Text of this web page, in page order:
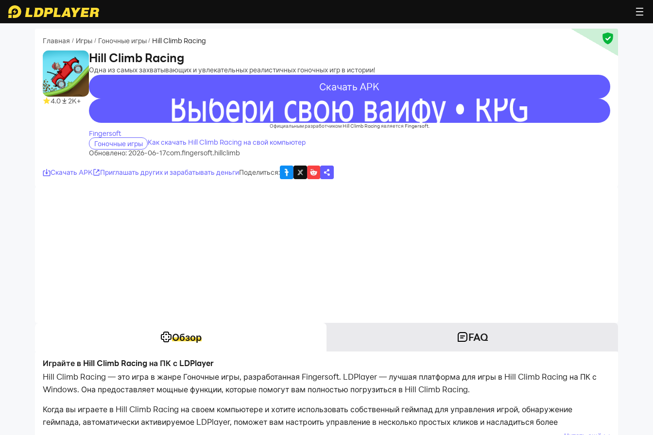
Главная / Игры / Гоночные игры / Hill Climb Racing
4.0 2K+
Hill Climb Racing
Одна из самых захватывающих и увлекательных реалистичных гоночных игр в истории!
Скачать APK
recommend
Официальным разработчиком Hill Climb Racing является Fingersoft.
Fingersoft
Гоночные игры
Как скачать Hill Climb Racing на свой компьютер
Обновлено: 2026-06-17com.fingersoft.hillclimb
Скачать APK Приглашать других и зарабатывать деньгиПоделиться:
Обзор FAQ
Играйте в Hill Climb Racing на ПК с LDPlayer
Hill Climb Racing — это игра в жанре Гоночные игры, разработанная Fingersoft. LDPlayer — лучшая платформа для игры в Hill Climb Racing на ПК с
Windows. Она предоставляет мощные функции, которые помогут вам полностью погрузиться в Hill Climb Racing.
Когда вы играете в Hill Climb Racing на своем компьютере и хотите использовать собственный геймпад для управления игрой, обнаружение
геймпада, автоматически активируемое LDPlayer, поможет вам настроить управление в несколько простых кликов и насладиться более